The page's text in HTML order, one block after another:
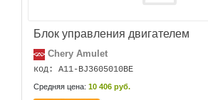
Блок управления двигателем
Chery Amulet
код: A11-BJ3605010BE
Средняя цена: 10 406 руб.